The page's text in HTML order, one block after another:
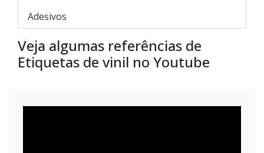
Adesivos
Veja algumas referências de
Etiquetas de vinil no Youtube